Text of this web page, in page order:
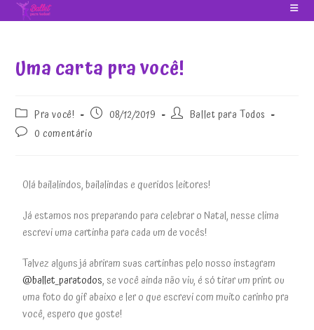
Uma carta pra você!
Pra você! 08/12/2019
Ballet para Todos
0 comentário
Olá bailalindos, bailalindas e queridos leitores!
Já estamos nos preparando para celebrar o Natal, nesse clima
escrevi uma cartinha para cada um de vocês!
Talvez alguns já abriram suas cartinhas pelo nosso instagram
@ballet_paratodos, se você ainda não viu, é só tirar um print ou
uma foto do gif abaixo e ler o que escrevi com muito carinho pra
você, espero que goste!